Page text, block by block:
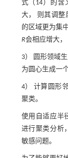
式（14） 的含
大， 则其调整
的区域更为集
R会相应增大，
3） 圆形领域
为圆心生成一
4） 计算圆形
聚类。
使用自适应半
进行聚类分析
敏感问题。